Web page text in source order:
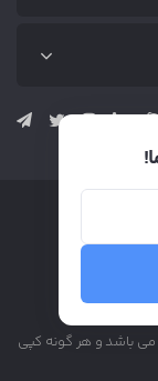
می باشد و هر گونه کپی